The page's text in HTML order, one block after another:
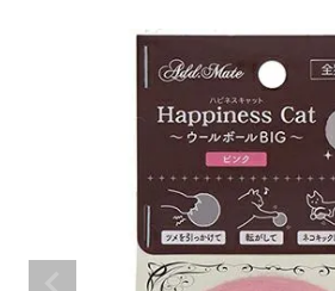
ブランド別に探す
目的別に探す
ご利用案内